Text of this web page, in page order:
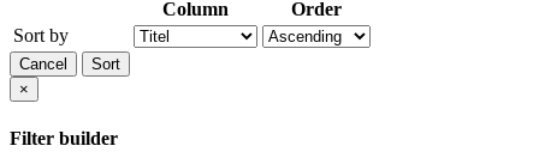
Column
Order
Sort by
Cancel
Sort
×
Filter builder